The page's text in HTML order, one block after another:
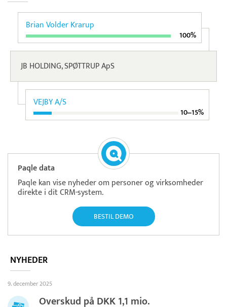
Brian Volder Krarup
100%
JB HOLDING, SPØTTRUP ApS
VEJBY A/S
10‒15%
Paqle data
Paqle kan vise nyheder om personer og virksomheder
direkte i dit CRM-system.
BESTIL DEMO
NYHEDER
9. december 2025
Overskud på DKK 1,1 mio.